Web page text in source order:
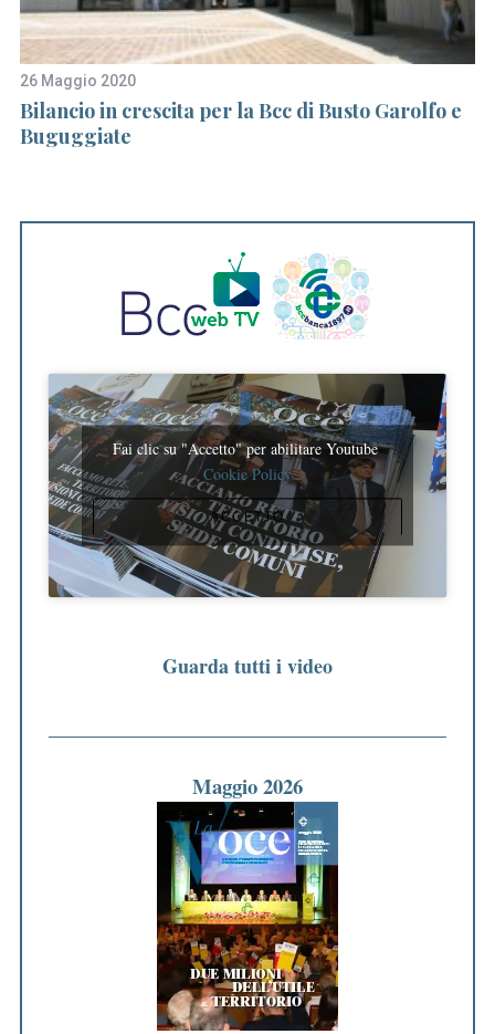
26 Maggio 2020
Bilancio in crescita per la Bcc di Busto Garolfo e
Buguggiate
Fai clic su "Accetto" per abilitare Youtube
Cookie Policy
ACCETTO
Guarda tutti i video
Maggio 2026